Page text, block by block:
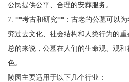
公民提供公平、合理的安葬服务。
7. **考古和研究**：古老的公墓可以
究过去文化、社会结构和人类行为的重
总的来说，公墓在人们的生命观、观
色。
陵园主要适用于以下几个行业：